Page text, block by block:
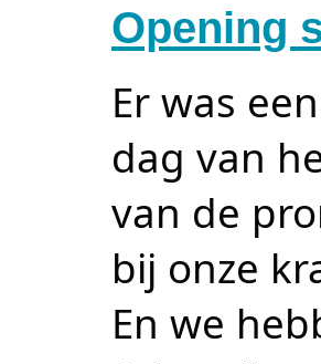
Opening
Er was
dag van
van de
bij onze
En we